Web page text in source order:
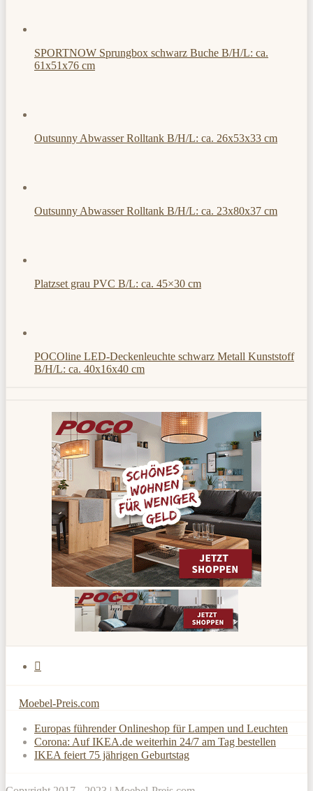
SPORTNOW Sprungbox schwarz Buche B/H/L: ca.
61x51x76 cm
Outsunny Abwasser Rolltank B/H/L: ca. 26x53x33 cm
Outsunny Abwasser Rolltank B/H/L: ca. 23x80x37 cm
Platzset grau PVC B/L: ca. 45×30 cm
POCOline LED-Deckenleuchte schwarz Metall Kunststoff
B/H/L: ca. 40x16x40 cm
Moebel-Preis.com
Europas führender Onlineshop für Lampen und Leuchten
Corona: Auf IKEA.de weiterhin 24/7 am Tag bestellen
IKEA feiert 75 jährigen Geburtstag